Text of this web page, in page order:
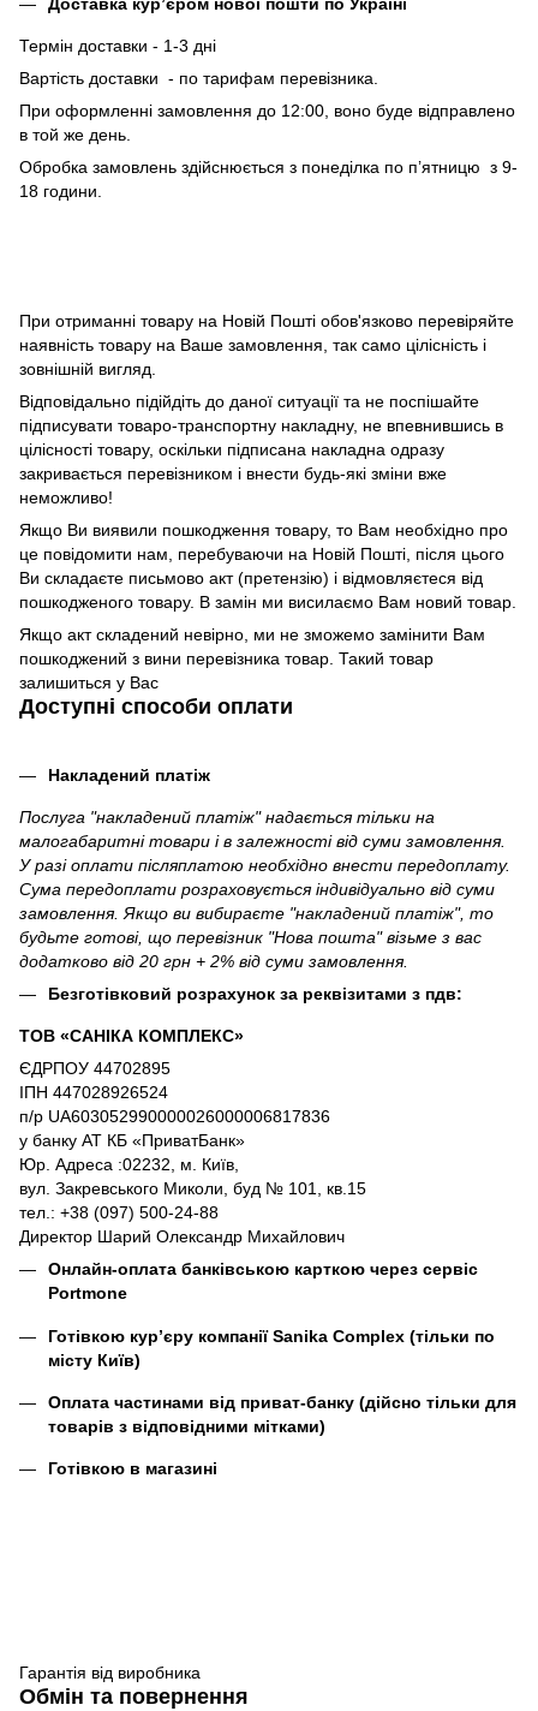
Термін доставки - 1-3 дні
Вартість доставки - по тарифам перевізника.
При оформленні замовлення до 12:00, воно буде відправлено
в той же день.
Обробка замовлень здійснюється з понеділка по п’ятницю з 9-
18 години.
При отриманні товару на Новій Пошті обов'язково перевіряйте
наявність товару на Ваше замовлення, так само цілісність і
зовнішній вигляд.
Відповідально підійдіть до даної ситуації та не поспішайте
підписувати товаро-транспортну накладну, не впевнившись в
цілісності товару, оскільки підписана накладна одразу
закривається перевізником і внести будь-які зміни вже
неможливо!
Якщо Ви виявили пошкодження товару, то Вам необхідно про
це повідомити нам, перебуваючи на Новій Пошті, після цього
Ви складаєте письмово акт (претензію) і відмовляєтеся від
пошкодженого товару. В замін ми висилаємо Вам новий товар.
Якщо акт складений невірно, ми не зможемо замінити Вам
пошкоджений з вини перевізника товар. Такий товар
залишиться у Вас
Доступні способи оплати
Накладений платіж
Послуга "накладений платіж" надається тільки на
малогабаритні товари і в залежності від суми замовлення.
У разі оплати післяплатою необхідно внести передоплату.
Сума передоплати розраховується індивідуально від суми
замовлення. Якщо ви вибираєте "накладений платіж", то
будьте готові, що перевізник "Нова пошта" візьме з вас
додатково від 20 грн + 2% від суми замовлення.
Безготівковий розрахунок за реквізитами з пдв:
ТОВ «САНІКА КОМПЛЕКС»
ЄДРПОУ 44702895
ІПН 447028926524
п/р UA603052990000026000006817836
у банку АТ КБ «ПриватБанк»
Юр. Адреса :02232, м. Київ,
вул. Закревського Миколи, буд № 101, кв.15
тел.: +38 (097) 500-24-88
Директор Шарий Олександр Михайлович
Онлайн-оплата банківською карткою через сервіс
Portmone
Готівкою кур’єру компаніїSanika Complex (тільки по
місту Київ)
Оплата частинами від приват-банку (дійсно тільки для
товарів з відповідними мітками)
Готівкою в магазині
Гарантія від виробника
Обмін та повернення